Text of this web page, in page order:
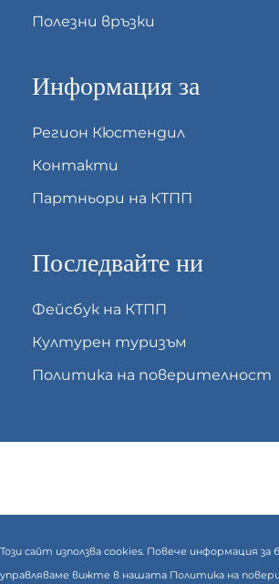
Полезни връзки
Информация за
Регион Кюстендил
Контакти
Партньори на КТПП
Последвайте ни
Фейсбук на КТПП
Културен туризъм
Политика на поверителност
Този сайт използва cookies. Повече информация за
управляваме вижте в нашата Политика на